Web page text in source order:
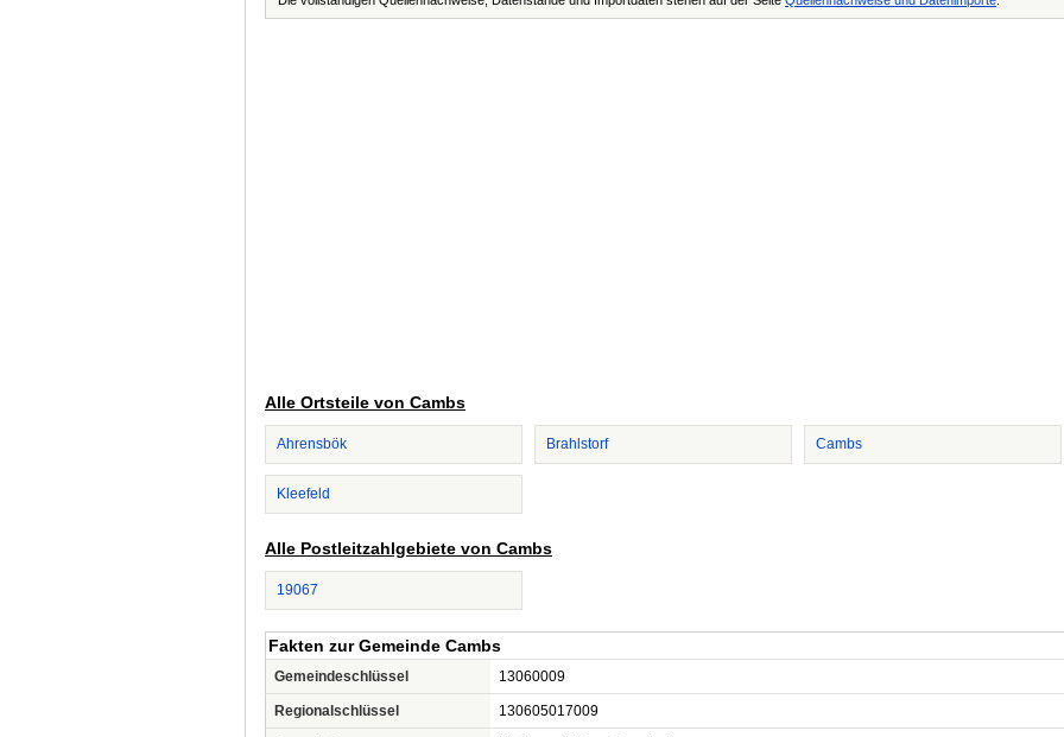
Alle Ortsteile von Cambs
Ahrensbök Brahlstorf Cambs
Kleefeld
Alle Postleitzahlgebiete von Cambs
19067
Fakten zur Gemeinde Cambs
Gemeindeschlüssel 13060009
Regionalschlüssel 130605017009